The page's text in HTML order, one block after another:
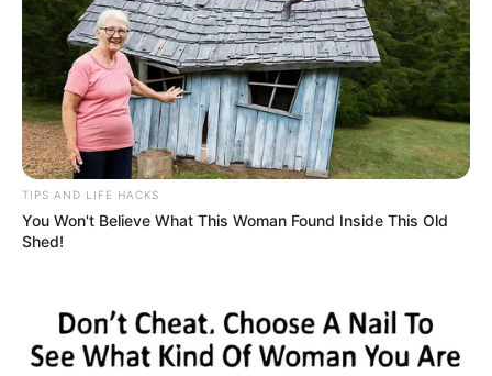
Meski sering dianggap remeh, kekuatannya bisa mematikan
musuh yang bahkan posisinya jauh dari dirinya.
6.Toge Inumaki
TIPS AND LIFE HACKS
You Won't Believe What This Woman Found Inside This Old
Shed!